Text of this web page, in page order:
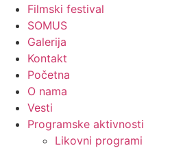
Filmski festival
SOMUS
Galerija
Kontakt
Početna
O nama
Vesti
Programske aktivnosti
Likovni programi